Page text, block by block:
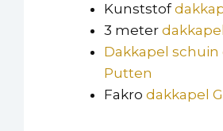
Kunststof
3 meter
Dakkapel schuin
Putten
Fakro dakkapel